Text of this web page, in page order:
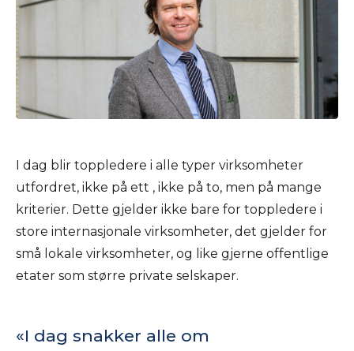
I dag blir toppledere i alle typer virksomheter
utfordret, ikke på ett , ikke på to, men på mange
kriterier. Dette gjelder ikke bare for toppledere i
store internasjonale virksomheter, det gjelder for
små lokale virksomheter, og like gjerne offentlige
etater som større private selskaper.
I dag snakker alle om